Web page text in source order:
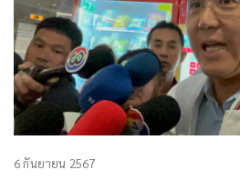
6 กันยายน 2567